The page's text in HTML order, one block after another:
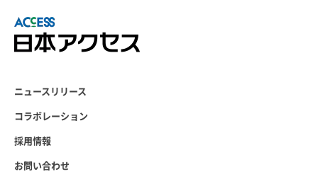
ニュースリリース
コラボレーション
採用情報
お問い合わせ